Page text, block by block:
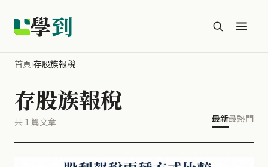
學到
首頁›存股族報稅
存股族報稅
共 1 篇文章 最新最熱門